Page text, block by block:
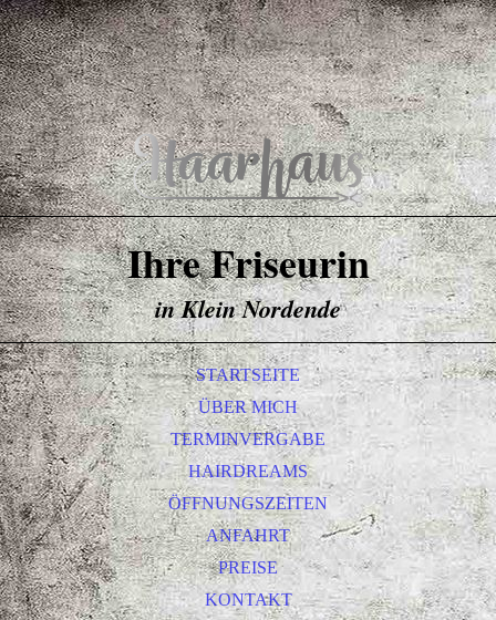
Ihre Friseurin
in Klein Nordende
STARTSEITE
ÜBER MICH
TERMINVERGABE
HAIRDREAMS
ÖFFNUNGSZEITEN
ANFAHRT
PREISE
KONTAKT